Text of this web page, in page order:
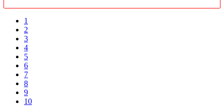
1
2
3
4
5
6
7
8
9
10